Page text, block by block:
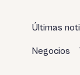
Últimas
Negocios